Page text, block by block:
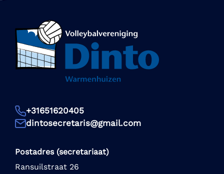
+31651620405
dintosecretaris@gmail.com
Postadres (secretariaat)
Ransuilstraat 26